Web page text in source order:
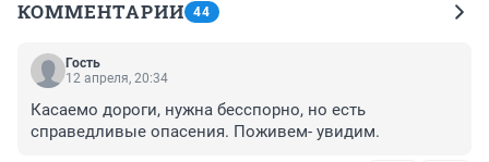
КОММЕНТАРИИ 44
Гость
12 апреля, 20:34
Касаемо дороги, нужна бесспорно, но есть
справедливые опасения. Поживем- увидим.